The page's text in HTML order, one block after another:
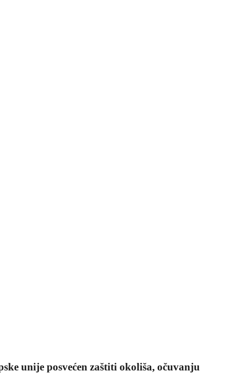
unije posvećen zaštiti okoliša, očuvanju